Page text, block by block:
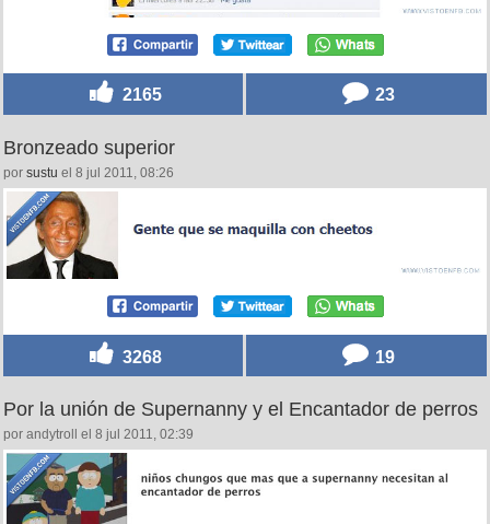
2165 23
Bronzeado superior
por sustu el 8 jul 2011, 08:26
3268 19
Por la unión de Supernanny y el Encantador de perros
por andytroll el 8 jul 2011, 02:39